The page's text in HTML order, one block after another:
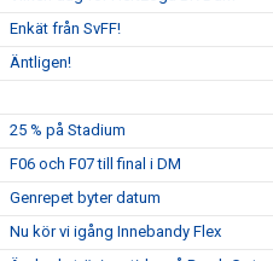
Enkät från SvFF!
Äntligen!
25 % på Stadium
F06 och F07 till final i DM
Genrepet byter datum
Nu kör vi igång Innebandy Flex